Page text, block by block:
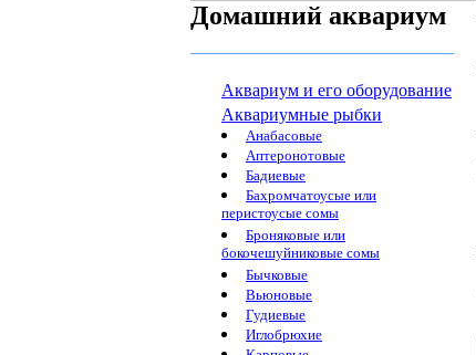
Домашний аквариум
Аквариум и его оборудование
Аквариумные рыбки
Анабасовые
Аптеронотовые
Бадиевые
Бахромчатоусые или
перистоусые сомы
Броняковые или
бокочешуйниковые сомы
Бычковые
Вьюновые
Гудиевые
Иглобрюхие